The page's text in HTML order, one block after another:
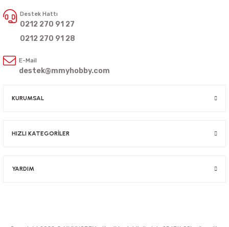
Destek Hattı
0212 270 91 27
0212 270 91 28
E-Mail
destek@mmyhobby.com
KURUMSAL
HIZLI KATEGORİLER
YARDIM